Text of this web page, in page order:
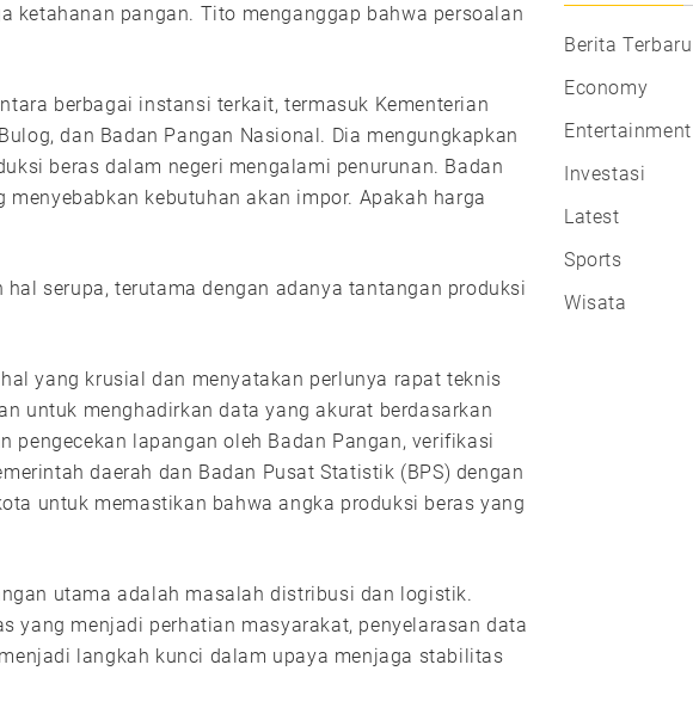
ketahanan pangan. Tito menganggap bahwa persoalan
berbagai instansi terkait, termasuk Kementerian
dan Badan Pangan Nasional. Dia mengungkapkan
beras dalam negeri mengalami penurunan. Badan
kebutuhan akan impor. Apakah harga
serupa, terutama dengan adanya tantangan produksi
yang krusial dan menyatakan perlunya rapat teknis
untuk menghadirkan data yang akurat berdasarkan
pengecekan lapangan oleh Badan Pangan, verifikasi
daerah dan Badan Pusat Statistik (BPS) dengan
untuk memastikan bahwa angka produksi beras yang
utama adalah masalah distribusi dan logistik.
yang menjadi perhatian masyarakat, penyelarasan data
langkah kunci dalam upaya menjaga stabilitas
Berita Terbaru
Economy
Entertainment
Investasi
Latest
Sports
Wisata